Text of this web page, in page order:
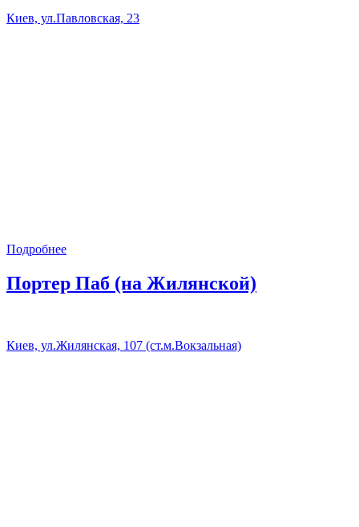
Киев, ул.Павловская, 23
Подробнее
Портер Паб (на Жилянской)
Киев, ул.Жилянская, 107 (ст.м.Вокзальная)